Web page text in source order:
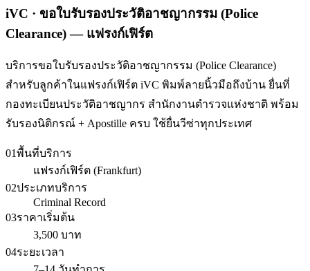
iVC · ขอใบรับรองประวัติอาชญากรรม (Police
Clearance) — แฟรงก์เฟิร์ต
บริการขอใบรับรองประวัติอาชญากรรม (Police Clearance)
สำหรับลูกค้าในแฟรงก์เฟิร์ต iVC พิมพ์ลายนิ้วมือถึงบ้าน ยื่นที่
กองทะเบียนประวัติอาชญากร สำนักงานตำรวจแห่งชาติ พร้อม
รับรองนิติกรณ์ + Apostille ครบ ใช้ยื่นวีซ่าทุกประเทศ
01พื้นที่บริการ
แฟรงก์เฟิร์ต (Frankfurt)
02ประเภทบริการ
Criminal Record
03ราคาเริ่มต้น
3,500 บาท
04ระยะเวลา